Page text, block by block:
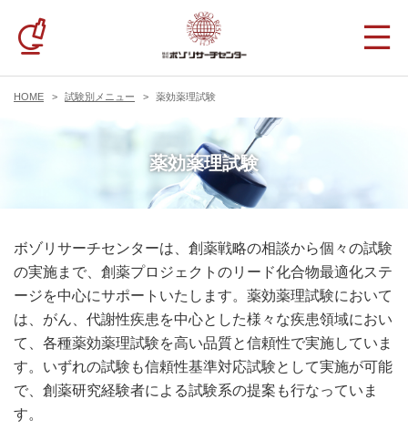
HOME 試験別メニュー 薬効薬理試験
薬効薬理試験
ボゾリサーチセンターは、創薬戦略の相談から個々の試験
の実施まで、創薬プロジェクトのリード化合物最適化ステ
ージを中心にサポートいたします。薬効薬理試験において
は、がん、代謝性疾患を中心とした様々な疾患領域におい
て、各種薬効薬理試験を高い品質と信頼性で実施していま
す。いずれの試験も信頼性基準対応試験として実施が可能
で、創薬研究経験者による試験系の提案も行なっていま
す。